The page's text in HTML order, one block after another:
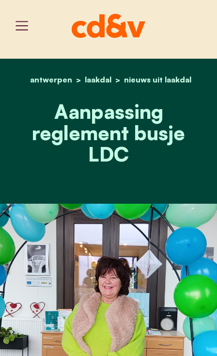
home
antwerpen laakdal nieuws uit laakdal
aanpassing reglement
Aanpassing
reglement busje
LDC